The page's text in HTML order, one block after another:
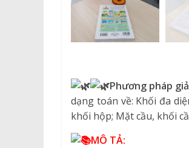
Phương pháp
dạng toán về: Khối đa
khối hộp; Mặt cầu, khối
MÔ TẢ: